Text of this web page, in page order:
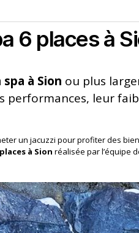
6 places à
spa à Sion ou plus
performances, leur
un jacuzzi pour profiter des
à Sion réalisée par l’équipe